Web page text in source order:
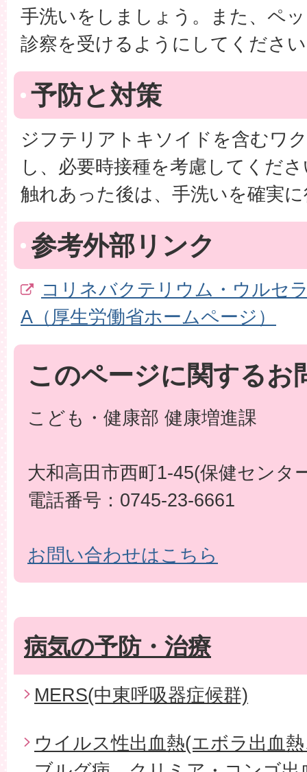
手洗いをしましょう。また、ペ
診察を受けるようにしてくださ
予防と対策
ジフテリアトキソイドを含むワ
し、必要時接種を考慮してくだ
触れあった後は、手洗いを確実
参考外部リンク
コリネバクテリウム・ウルセ
A（厚生労働省ホームページ）
このページに関するお
こども・健康部 健康増進課
大和高田市西町1-45(保健センタ
電話番号：0745-23-6661
お問い合わせはこちら
病気の予防・治療
MERS(中東呼吸器症候群)
ウイルス性出血熱(エボラ出血